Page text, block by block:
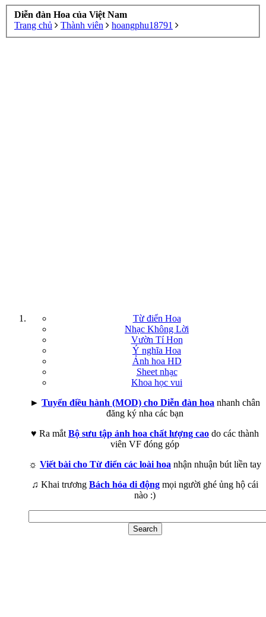
Diễn đàn Hoa của Việt Nam
Trang chủ
Thành viên hoangphu18791
Từ điển Hoa
Nhạc Không Lời
Vườn Tí Hon
Ý nghĩa Hoa
Ảnh hoa HD
Sheet nhạc
Khoa học vui
► Tuyển điều hành (MOD) cho Diễn đàn hoa nhanh chân
đăng ký nha các bạn
♥ Ra mắt Bộ sưu tập ảnh hoa chất lượng cao do các thành
viên VF đóng góp
☼ Viết bài cho Từ điển các loài hoa nhận nhuận bút liền tay
♫ Khai trương Bách hóa di động mọi người ghé ủng hộ cái
nào :)